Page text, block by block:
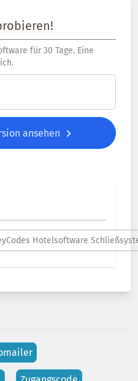
für 30 Tage. Eine
ansehen
Hotelsoftware